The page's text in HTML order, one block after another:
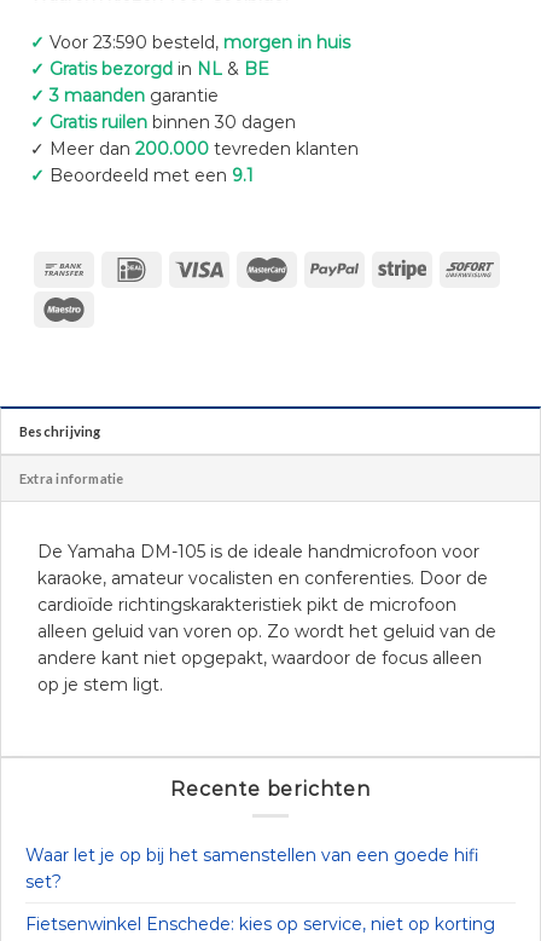
✓ Voor 23:590 besteld, morgen in huis
✓ Gratis bezorgd in NL& BE
✓ 3 maanden garantie
✓ Gratis ruilenbinnen 30 dagen
✓ Meer dan 200.000tevreden klanten
✓ Beoordeeld met een 9.1
Beschrijving
Extra informatie
De Yamaha DM-105 is de ideale handmicrofoon voor
karaoke, amateur vocalisten en conferenties. Door de
cardioïde richtingskarakteristiek pikt de microfoon
alleen geluid van voren op. Zo wordt het geluid van de
andere kant niet opgepakt, waardoor de focus alleen
op je stem ligt.
Recente berichten
Waar let je op bij het samenstellen van een goede hifi
set?
Fietsenwinkel Enschede: kies op service, niet op korting